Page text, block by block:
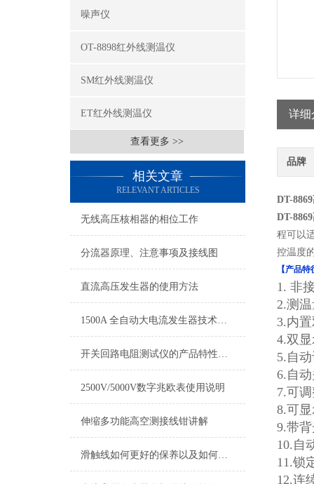
噪声仪
OT-8898红外线测温仪
SM红外线测温仪
ET红外线测温仪
查看更多 >>
相关文章
RELEVANT ARTICLES
无线高压核相器的相位工作
分流器原理、注意事项及接线图
直流高压发生器的使用方法
1500A 全自动大电流发生器技术参数
开关回路电阻测试仪的产品特性描述
2500V/5000V数字兆欧表使用说明
伸缩多功能高空测接线钳讲解
滑触线如何更好的保养以及如何进行故障处理
详细
品牌
DT-
DT-
程可以
控温度
【产品特
1. 非
2.测
3.内
4.双
5.自
6.自
7.可
8.可
9.带
10.自
11.锁
12.连